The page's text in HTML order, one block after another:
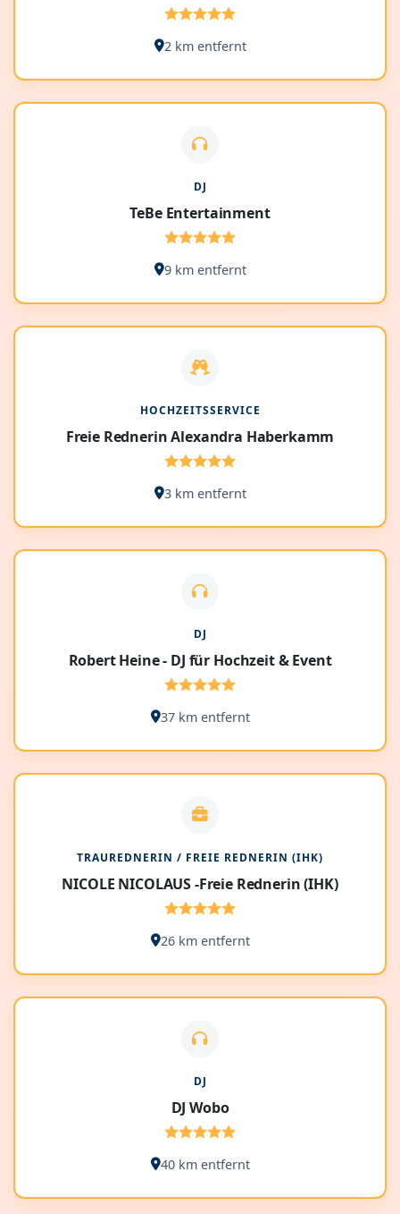
2 km entfernt
DJ
TeBe Entertainment
9 km entfernt
HOCHZEITSSERVICE
Freie Rednerin Alexandra Haberkamm
3 km entfernt
DJ
Robert Heine - DJ für Hochzeit & Event
37 km entfernt
TRAUREDNERIN / FREIE REDNERIN (IHK)
NICOLE NICOLAUS -Freie Rednerin (IHK)
26 km entfernt
DJ
DJ Wobo
40 km entfernt